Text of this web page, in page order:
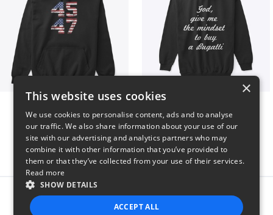
Report this product
×
This website uses cookies
We use cookies to personalise content, ads and to analyse
our traffic. We also share information about your use of our
site with our advertising and analytics partners who may
combine it with other information that you’ve provided to
them or that they’ve collected from your use of their services.
Read more
SHOW DETAILS
ACCEPT ALL